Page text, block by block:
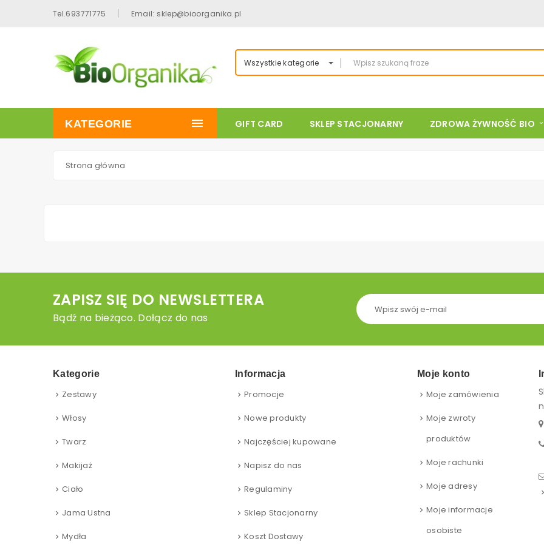
Tel.693771775 Email: sklep@bioorganika.pl
Wszystkie kategorie
KATEGORIE GIFT CARD SKLEP STACJONARNY ZDROWA ŻYWNOŚĆ BIO
Strona główna
ZAPISZ SIĘ DO NEWSLETTERA
Bądź na bieżąco. Dołącz do nas
Kategorie
Zestawy
Włosy
Twarz
Makijaż
Ciało
Jama Ustna
Mydła
Informacja
Promocje
Nowe produkty
Najczęściej kupowane
Napisz do nas
Regulaminy
Sklep Stacjonarny
Koszt Dostawy
Moje konto
Moje zamówienia
Moje zwroty
produktów
Moje rachunki
Moje adresy
Moje informacje
osobiste